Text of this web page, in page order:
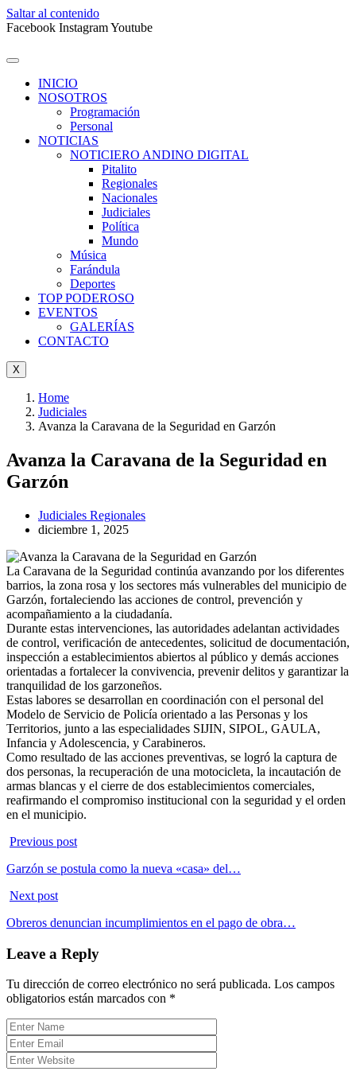
Saltar al contenido
Facebook InstagramYoutube
INICIO
NOSOTROS
Programación
Personal
NOTICIAS
NOTICIERO ANDINO DIGITAL
Pitalito
Regionales
Nacionales
Judiciales
Política
Mundo
Música
Farándula
Deportes
TOP PODEROSO
EVENTOS
GALERÍAS
CONTACTO
X
Home
Judiciales
Avanza la Caravana de la Seguridad en Garzón
Avanza la Caravana de la Seguridad en
Garzón
Judiciales Regionales
diciembre 1, 2025
La Caravana de la Seguridad continúa avanzando por los diferentes
barrios, la zona rosa y los sectores más vulnerables del municipio de
Garzón, fortaleciendo las acciones de control, prevención y
acompañamiento a la ciudadanía.
Durante estas intervenciones, las autoridades adelantan actividades
de control, verificación de antecedentes, solicitud de documentación,
inspección a establecimientos abiertos al público y demás acciones
orientadas a fortalecer la convivencia, prevenir delitos y garantizar la
tranquilidad de los garzoneños.
Estas labores se desarrollan en coordinación con el personal del
Modelo de Servicio de Policía orientado a las Personas y los
Territorios, junto a las especialidades SIJIN, SIPOL, GAULA,
Infancia y Adolescencia, y Carabineros.
Como resultado de las acciones preventivas, se logró la captura de
dos personas, la recuperación de una motocicleta, la incautación de
armas blancas y el cierre de dos establecimientos comerciales,
reafirmando el compromiso institucional con la seguridad y el orden
en el municipio.
Previous post
Garzón se postula como la nueva «casa» del…
Next post
Obreros denuncian incumplimientos en el pago de obra…
Leave a Reply
Tu dirección de correo electrónico no será publicada. Los campos
obligatorios están marcados con *